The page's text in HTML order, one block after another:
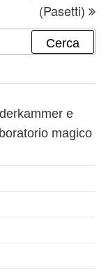
(Pasetti)
e
magico